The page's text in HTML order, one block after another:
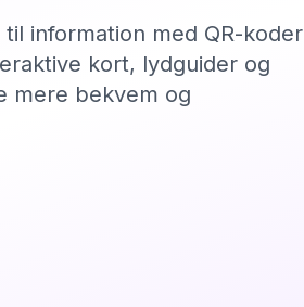
information med QR-koder
kort, lydguider og
mere bekvem og